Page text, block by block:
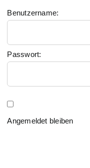
Benutzername:
Passwort:
Angemeldet bleiben